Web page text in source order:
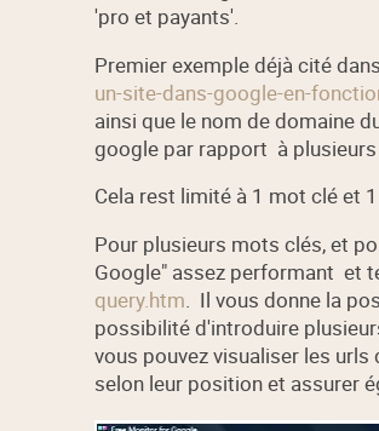
'pro et payants'.
Premier exemple déjà cité
un-site-dans-google-en-
ainsi que le nom de domaine
google par rapport à
Cela rest limité à 1 mot clé et
Pour plusieurs mots clés, et
Google" assez performant et
query.htm. Il vous donne la
possibilité d'introduire
vous pouvez visualiser les
selon leur position et assurer